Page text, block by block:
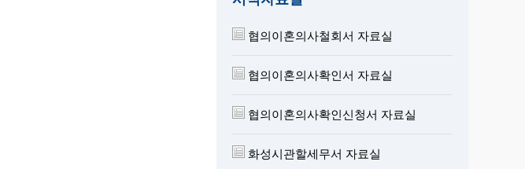
협의이혼의사철회서 자료실
협의이혼의사확인서 자료실
협의이혼의사확인신청서 자료실
화성시관할세무서 자료실